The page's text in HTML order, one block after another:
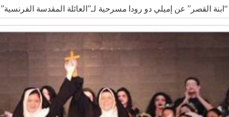
|“ابنة القصر” عن إميلي دو رودا مسرحية لـ”العائلة المقدسة الفرنسية”